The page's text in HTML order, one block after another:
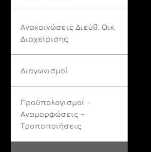
Ανακοινώσεις Διεύθ. Οικ.
Διαχείρισης
Διαγωνισμοί
Προϋπολογισμοί –
Αναμορφώσεις –
Τροποποιήσεις